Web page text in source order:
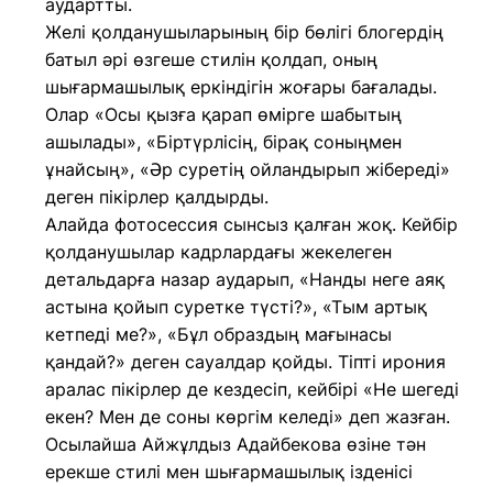
аудартты.
Желі қолданушыларының бір бөлігі блогердің
батыл әрі өзгеше стилін қолдап, оның
шығармашылық еркіндігін жоғары бағалады.
Олар «Осы қызға қарап өмірге шабытың
ашылады», «Біртүрлісің, бірақ соныңмен
ұнайсың», «Әр суретің ойландырып жібереді»
деген пікірлер қалдырды.
Алайда фотосессия сынсыз қалған жоқ. Кейбір
қолданушылар кадрлардағы жекелеген
детальдарға назар аударып, «Нанды неге аяқ
астына қойып суретке түсті?», «Тым артық
кетпеді ме?», «Бұл образдың мағынасы
қандай?» деген сауалдар қойды. Тіпті ирония
аралас пікірлер де кездесіп, кейбірі «Не шегеді
екен? Мен де соны көргім келеді» деп жазған.
Осылайша Айжұлдыз Адайбекова өзіне тән
ерекше стилі мен шығармашылық ізденісі